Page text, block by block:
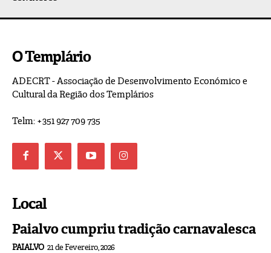
O Templário
ADECRT - Associação de Desenvolvimento Económico e
Cultural da Região dos Templários
Telm: +351 927 709 735
Local
Paialvo cumpriu tradição carnavalesca
PAIALVO 21 de Fevereiro, 2026